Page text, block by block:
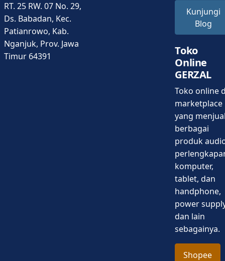
RT. 25 RW. 07 No. 29,
Ds. Babadan, Kec.
Patianrowo, Kab.
Nganjuk, Prov. Jawa
Timur 64391
Kunjungi
Blog
Toko
Online
GERZAL
Toko online
marketplace
yang
berbagai
produk
komputer,
tablet, dan
handphone,
power
dan lain
sebagainya.
Shopee